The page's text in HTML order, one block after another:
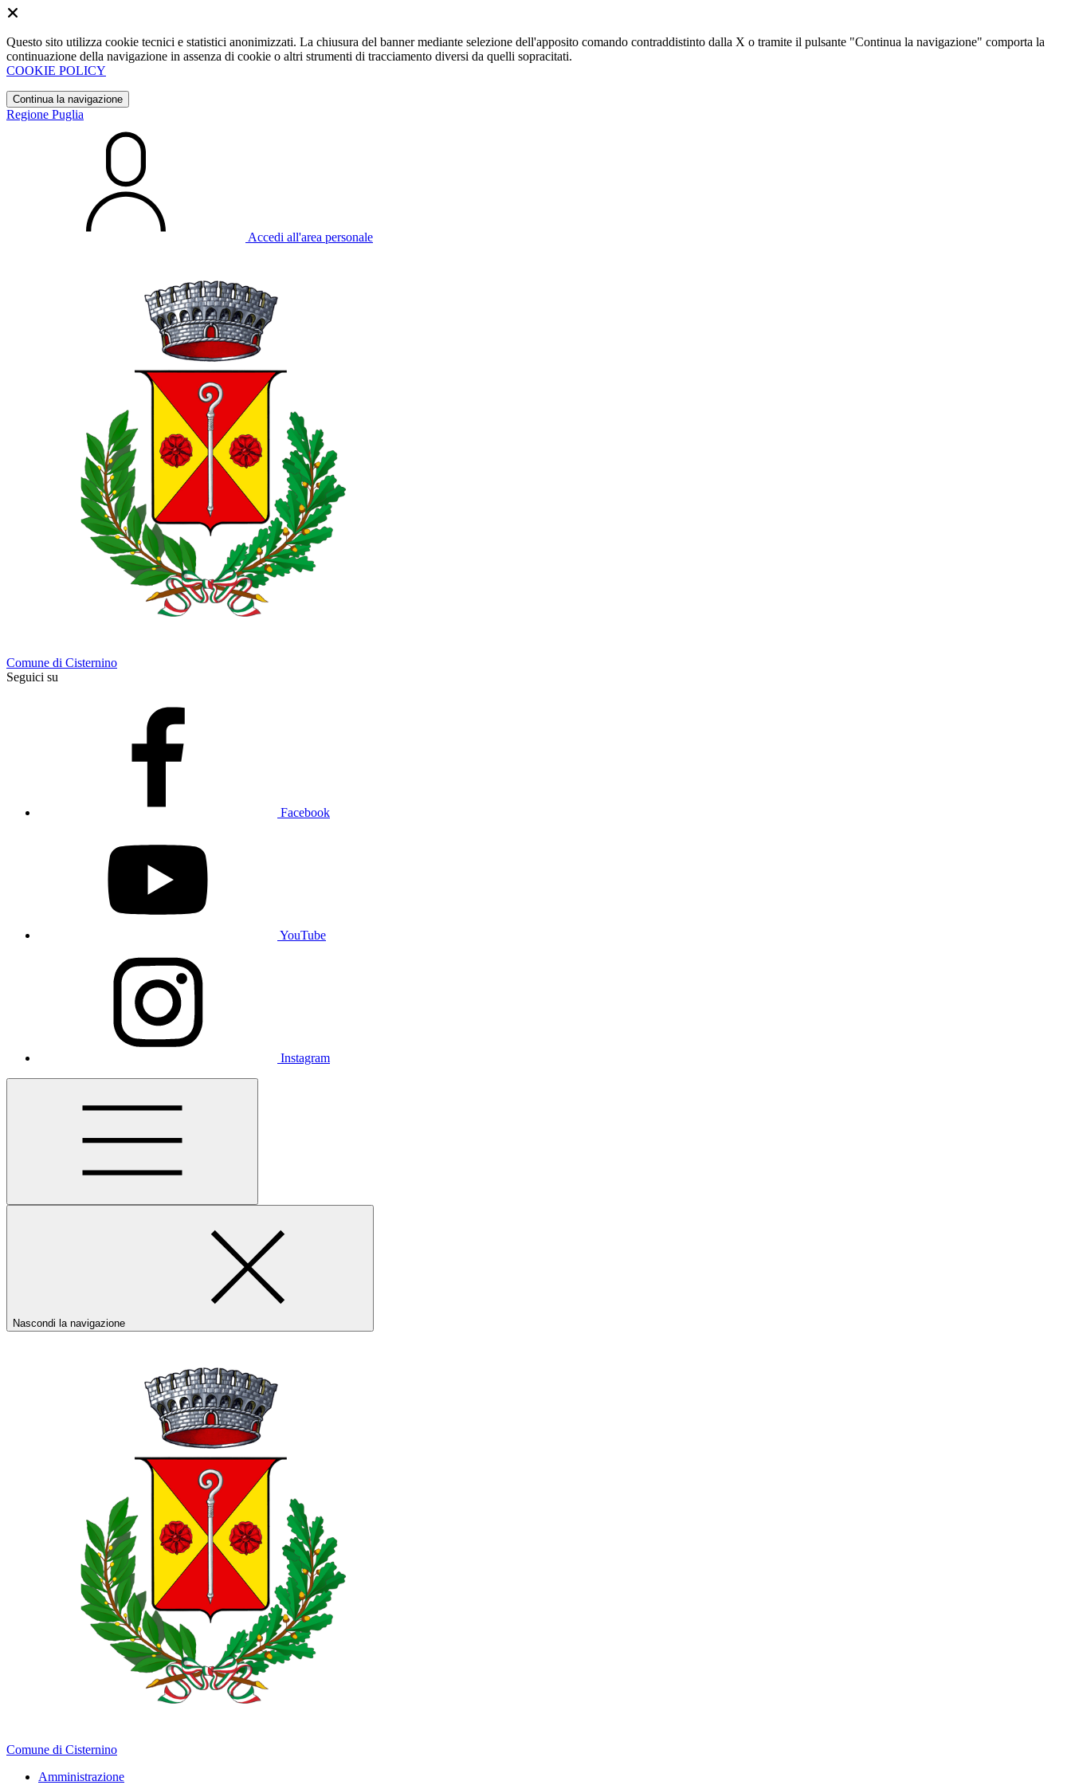
Questo sito utilizza cookie tecnici e statistici anonimizzati. La chiusura del banner mediante selezione dell'apposito comando contraddistinto dalla X o tramite il pulsante "Continua la navigazione" comporta la
continuazione della navigazione in assenza di cookie o altri strumenti di tracciamento diversi da quelli sopracitati.
COOKIE POLICY
Continua la navigazione
Regione Puglia
Accedi all'area personale
Comune di Cisternino
Seguici su
Facebook
YouTube
Instagram
Nascondi la navigazione
Comune di Cisternino
Amministrazione